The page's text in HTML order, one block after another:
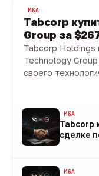
M&A
Tabcorp
Group за
Tabcorp Holdings
Technology
своего
M&A
Tabcorp
сделке
M&A